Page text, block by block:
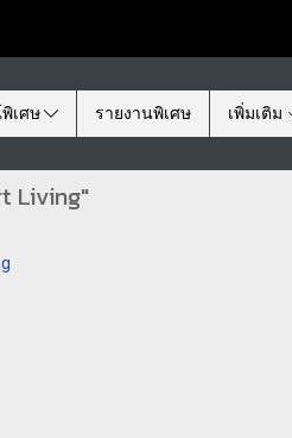
เศษ รายงานพิเศษ เพิ่มเติม
Living"